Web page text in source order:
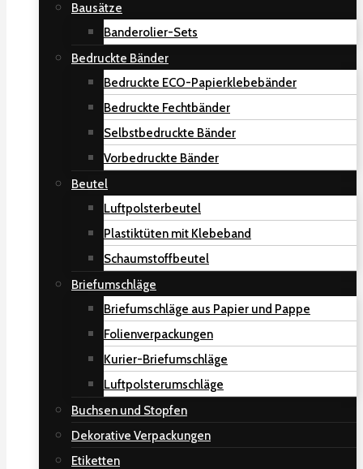
Bausätze
Banderolier-Sets
Bedruckte Bänder
Bedruckte ECO-Papierklebebänder
Bedruckte Fechtbänder
Selbstbedruckte Bänder
Vorbedruckte Bänder
Beutel
Luftpolsterbeutel
Plastiktüten mit Klebeband
Schaumstoffbeutel
Briefumschläge
Briefumschläge aus Papier und Pappe
Folienverpackungen
Kurier-Briefumschläge
Luftpolsterumschläge
Buchsen und Stopfen
Dekorative Verpackungen
Etiketten